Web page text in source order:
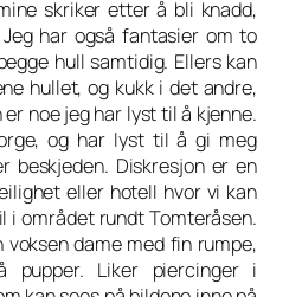
skriker etter å bli knadd,
har også fantasier om to
hull samtidig. Ellers kan
hullet, og kukk i det andre,
noe jeg har lyst til å kjenne.
og har lyst til å gi meg
beskjeden. Diskresjon er en
eller hotell hvor vi kan
i området rundt Tomteråsen.
dame med fin rumpe,
pupper. Liker piercinger i